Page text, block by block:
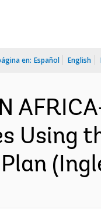
en: Español English
Using